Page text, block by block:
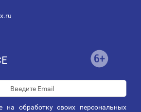
на обработку своих персональных